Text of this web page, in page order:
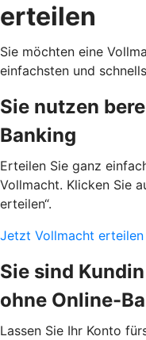
erteilen
Sie möchten eine
einfachsten und
Sie nutzen
Banking
Erteilen Sie ganz
Vollmacht. Klicken Sie
erteilen“.
Jetzt Vollmacht erteilen
Sie sind
ohne Online-
Lassen Sie Ihr Konto